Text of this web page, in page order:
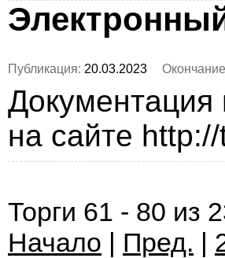
Публикация: 20.03.2023
на сайте
Торги 61 - 80 из
Начало | Пред. |